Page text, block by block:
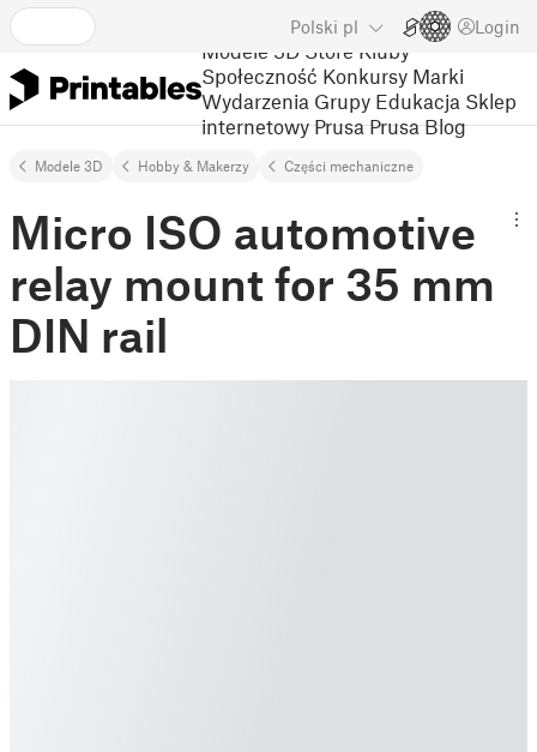
Polski pl Login
Modele 3D Store Kluby
Społeczność Konkursy Marki
Wydarzenia Grupy Edukacja Sklep
internetowy Prusa Prusa Blog
Modele 3D Hobby & Makerzy Części mechaniczne
Micro ISO automotive
relay mount for 35 mm
DIN rail